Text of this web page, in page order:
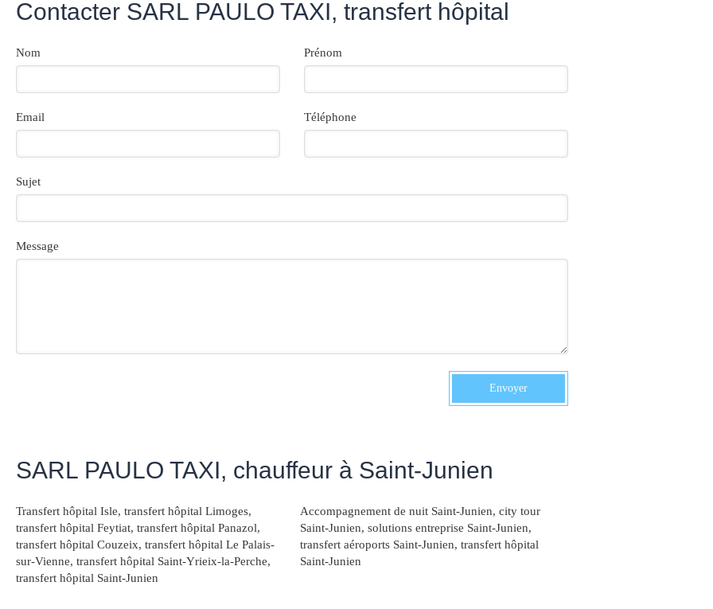
Contacter SARL PAULO TAXI, transfert hôpital
Nom Prénom
Email Téléphone
Sujet
Message
Envoyer
SARL PAULO TAXI, chauffeur à Saint-Junien
Transfert hôpital Isle, transfert hôpital Limoges,
transfert hôpital Feytiat, transfert hôpital Panazol,
transfert hôpital Couzeix, transfert hôpital Le Palais-
sur-Vienne, transfert hôpital Saint-Yrieix-la-Perche,
transfert hôpital Saint-Junien
Accompagnement de nuit Saint-Junien, city tour
Saint-Junien, solutions entreprise Saint-Junien,
transfert aéroports Saint-Junien, transfert hôpital
Saint-Junien